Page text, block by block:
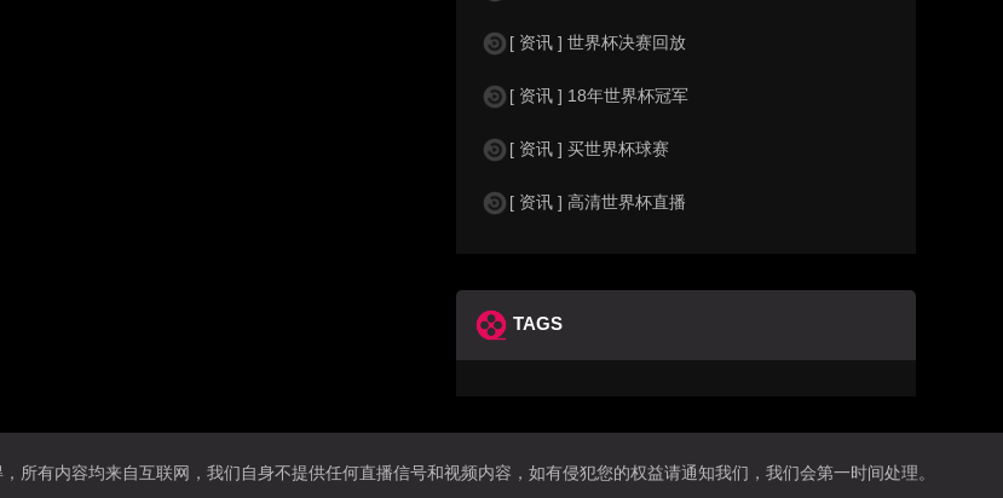
[ 资讯 ] 世界杯决赛回放
[ 资讯 ] 18年世界杯冠军
[ 资讯 ] 买世界杯球赛
[ 资讯 ] 高清世界杯直播
TAGS
有内容均来自互联网，我们自身不提供任何直播信号和视频内容，如有侵犯您的权益请通知我们，我们会第一时间处理。